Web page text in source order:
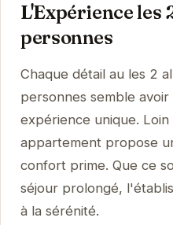
L'Expérience les
personnes
Chaque détail au les 2
personnes semble
expérience unique.
appartement propose
confort prime. Que ce
séjour prolongé,
à la sérénité.